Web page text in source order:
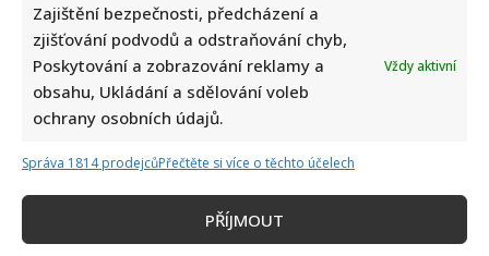
Zajištění bezpečnosti, předcházení a
zjišťování podvodů a odstraňování chyb,
Poskytování a zobrazování reklamy a
obsahu, Ukládání a sdělování voleb
ochrany osobních údajů.
Vždy aktivní
Správa 1814 prodejcůPřečtěte si více o těchto účelech
PŘÍJMOUT